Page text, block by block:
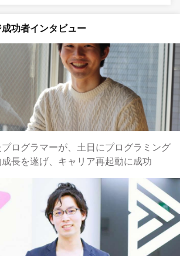
功者インタビュー
ログラマーが、土日にプログラミング
長を遂げ、キャリア再起動に成功